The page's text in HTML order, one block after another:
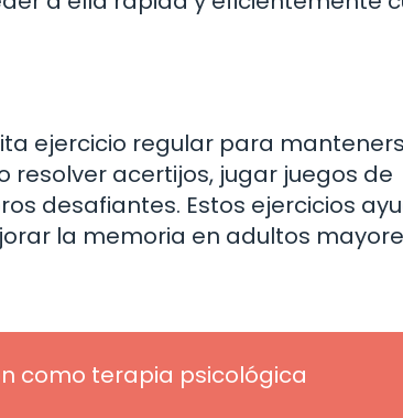
ejercicio regular para
resolver acertijos, jugar juegos de
desafiantes. Estos ejercicios
la memoria en adultos
como terapia psicológica